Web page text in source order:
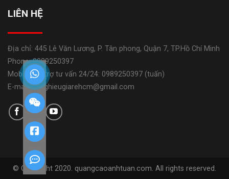
LIÊN HỆ
Địa chỉ: 445 Lê Văn Lương, P. Tân phong, Quận 7, TP.Hồ Chí Minh
Phone: 0989250397
Mobile: Hỗ trợ tư vấn 24/24: 0989250397 (tuấn)
E-mail: banghieugiarehcm@gmail.com
© Copyright 2020. quangcaoanhtuan.com. All rights reserved.